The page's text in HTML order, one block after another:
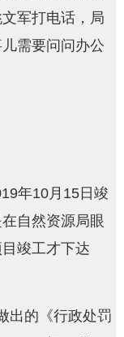
军打电话，局
需要问问办公
年10月15日竣
自然资源局眼
竣工才下达
出的《行政处罚